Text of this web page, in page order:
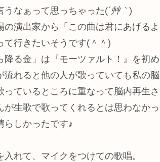
うなぁって思っちゃった(´艸｀ )
の演出家から「この曲は君にあげる
て行きたいそうです(＾＾)
降る金」は『モーツァルト！』を初
流れると他の人が歌っていても私の
っているところに重なって脳内再生
生歌で歌ってくれるとは思わなかっ
らしかったです♪
れて、マイクをつけての歌唱。